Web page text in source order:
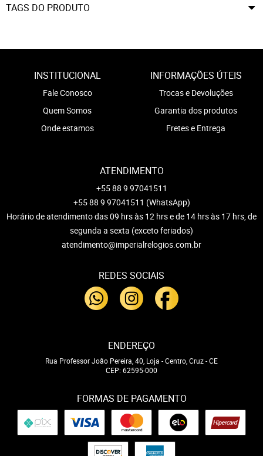
TAGS DO PRODUTO
INSTITUCIONAL
Fale Conosco
Quem Somos
Onde estamos
INFORMAÇÕES ÚTEIS
Trocas e Devoluções
Garantia dos produtos
Fretes e Entrega
ATENDIMENTO
+55 88 9 97041511
+55 88 9 97041511 (WhatsApp)
Horário de atendimento das 09 hrs às 12 hrs e de 14 hrs às 17 hrs, de
segunda a sexta (exceto feriados)
atendimento@imperialrelogios.com.br
REDES SOCIAIS
ENDEREÇO
Rua Professor João Pereira, 40, Loja -Centro, Cruz-CE
CEP: 62595-000
FORMAS DE PAGAMENTO